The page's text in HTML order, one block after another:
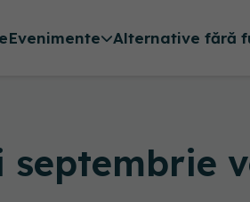
Evenimente Alternative fără